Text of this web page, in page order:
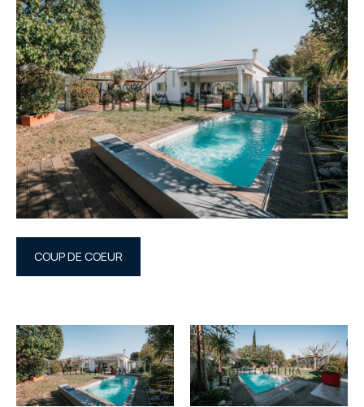
COUP DE COEUR